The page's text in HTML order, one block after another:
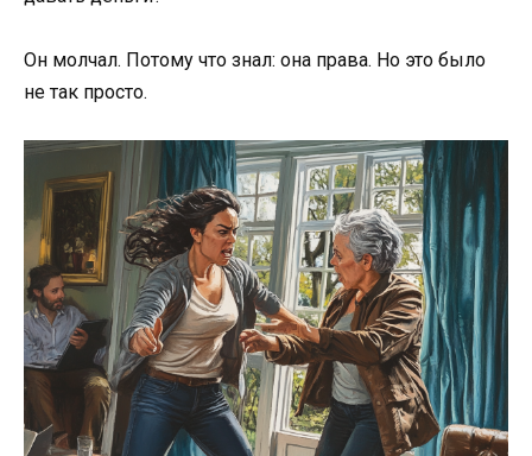
Он молчал. Потому что знал: она права. Но это было
не так просто.